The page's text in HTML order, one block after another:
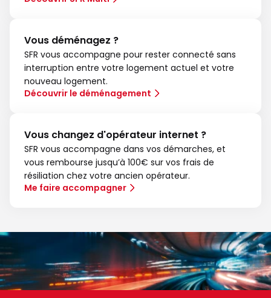
Vous déménagez ?
SFR vous accompagne pour rester connecté sans
interruption entre votre logement actuel et votre
nouveau logement.
Découvrir le déménagement
Vous changez d'opérateur internet ?
SFR vous accompagne dans vos démarches, et
vous rembourse jusqu’à 100€ sur vos frais de
résiliation chez votre ancien opérateur.
Me faire accompagner